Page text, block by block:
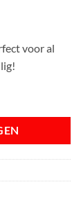
voor al